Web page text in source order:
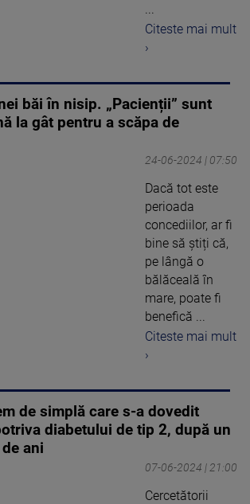
...
Citeste mai mult
›
băi în nisip. „Pacienții” sunt
la gât pentru a scăpa de
24-06-2024 | 07:50
Dacă tot este
perioada
concediilor, ar fi
bine să știți că,
pe lângă o
bălăceală în
mare, poate fi
benefică ...
Citeste mai mult
›
de simplă care s-a dovedit
diabetului de tip 2, după un
ani
07-06-2024 | 21:00
Cercetătorii